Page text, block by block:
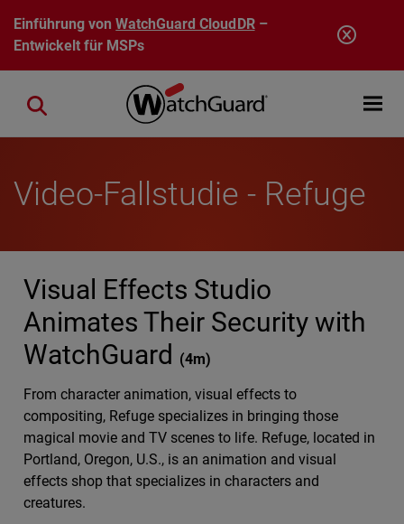
Direkt zum Inhalt
Einführung vonWatchGuard CloudDR–
Entwickelt für MSPs
Open
Close search
Video-Fallstudie - Refuge
Visual Effects Studio
Animates Their Security with
WatchGuard
(4m)
From character animation, visual effects to
compositing, Refuge specializes in bringing those
magical movie and TV scenes to life. Refuge, located in
Portland, Oregon, U.S., is an animation and visual
effects shop that specializes in characters and
creatures.